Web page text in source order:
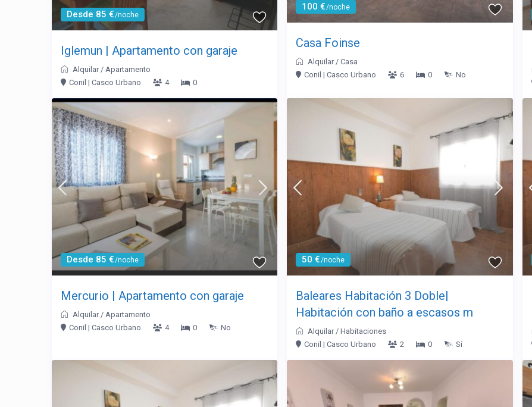
Desde 85 €/noche
Iglemun | Apartamento con garaje
Alquilar/ Apartamento
Conil | Casco Urbano
4 0
100 €/noche
Casa Foinse
Alquilar/Casa
Conil | Casco Urbano
6 0 No
Desde 85 €/noche
Mercurio | Apartamento con garaje
Alquilar/ Apartamento
Conil | Casco Urbano
4 0 No
50 €/noche
Baleares Habitación 3 Doble|
Habitación con baño a escasos m
Alquilar/Habitaciones
Conil | Casco Urbano
2 0 Sí